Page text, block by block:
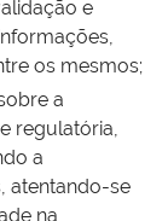
e
os mesmos;
a
regulatória,
a
atentando-se
na